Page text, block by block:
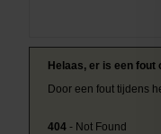
Helaas, er is een fout
Door een fout tijdens
404 - Not Found